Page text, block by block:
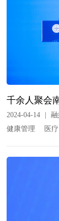
千余人聚会
2024-04-14
健康管理
医疗